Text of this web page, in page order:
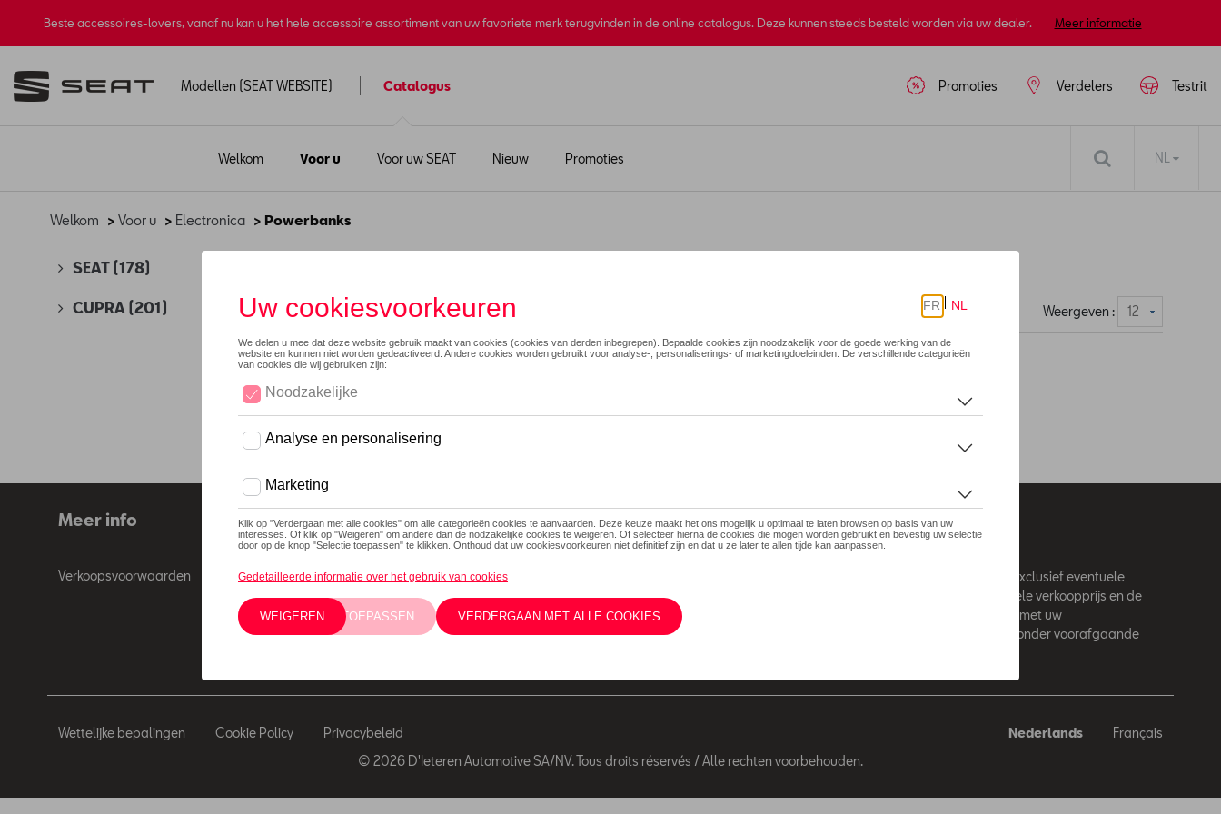
Beste accessoires-lovers, vanaf nu kan u het hele accessoire assortiment van uw favoriete merk terugvinden in de online catalogus. Deze kunnen steeds besteld worden via uw dealer. Meer informatie
Modellen (SEAT WEBSITE) Catalogus
Welkom Voor u Voor uw SEAT Nieuw Promoties
Testrit
Verdelers
Promoties
NL
Welkom > Voor u > Electronica > Powerbanks
SEAT (178)
CUPRA (201) Weergeven :
Meer info
Verkoopsvoorwaarden
Volg Ons
Facebook
Twitter
Instagram
De prijzen op deze site zijn adviesprijzen (incl. btw), exclusief eventuele
installatiekosten. Voor meer informatie over de actuele verkoopprijs en de
eventuele installatiekosten kunt u contact opnemen met uw
concessiehouder / agent. De adviesprijzen kunnen zonder voorafgaande
Wettelijke bepalingen Cookie Policy Privacybeleid Nederlands
Français
© 2026 D'Ieteren Automotive SA/NV. Tous droits réservés / Alle rechten voorbehouden.